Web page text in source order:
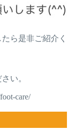
ら是非ご紹介く
い。
care/